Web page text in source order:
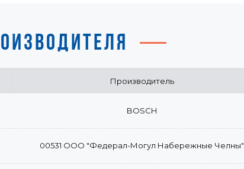
Производитель
BOSCH
00531 ООО "Федерал-Могул Набережные Челны"